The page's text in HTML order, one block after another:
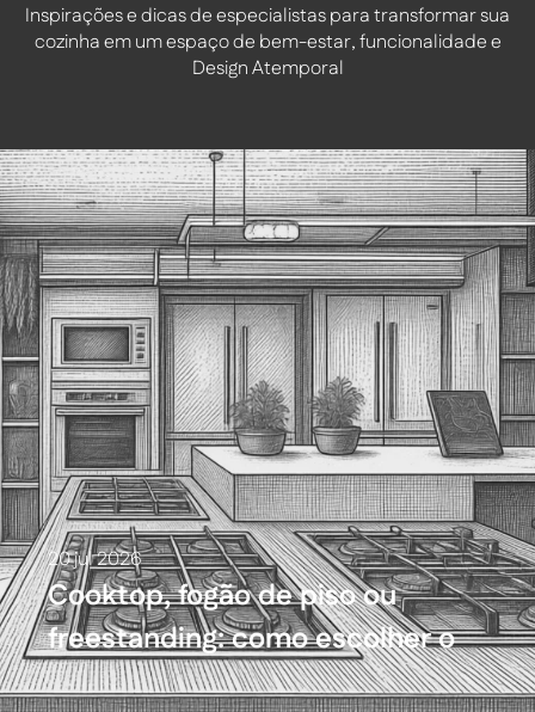
Inspirações e dicas de especialistas para transformar sua
cozinha em um espaço de bem-estar, funcionalidade e
Design Atemporal
20 jul 2026
Cooktop, fogão de piso ou
freestanding: como escolher o
fogão da cozinha planejada